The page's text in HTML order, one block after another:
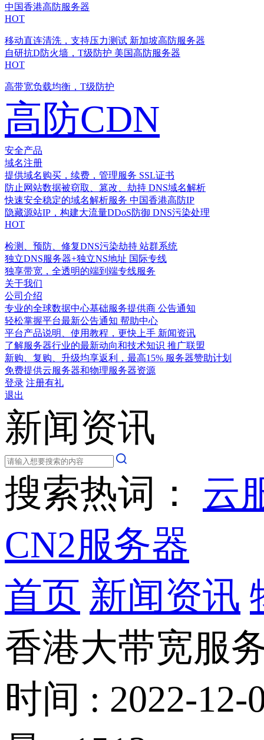
中国香港高防服务器
HOT
移动直连清洗，支持压力测试 新加坡高防服务器
自研抗D防火墙，T级防护 美国高防服务器
HOT
高带宽负载均衡，T级防护
高防CDN
安全产品
域名注册
提供域名购买，续费，管理服务 SSL证书
防止网站数据被窃取、篡改、劫持 DNS域名解析
快速安全稳定的域名解析服务 中国香港高防IP
隐藏源站IP，构建大流量DDoS防御 DNS污染处理
HOT
检测、预防、修复DNS污染劫持 站群系统
独立DNS服务器+独立NS地址 国际专线
独享带宽，全透明的端到端专线服务
关于我们
公司介绍
专业的全球数据中心基础服务提供商 公告通知
轻松掌握平台最新公告通知 帮助中心
平台产品说明、使用教程，更快上手 新闻资讯
了解服务器行业的最新动向和技术知识 推广联盟
新购、复购、升级均享返利，最高15% 服务器赞助计划
免费提供云服务器和物理服务器资源
登录 注册有礼
退出
新闻资讯
搜索热词： 云
CN2服务器
首页 新闻资讯
香港大带宽服
时间 : 2022-12-